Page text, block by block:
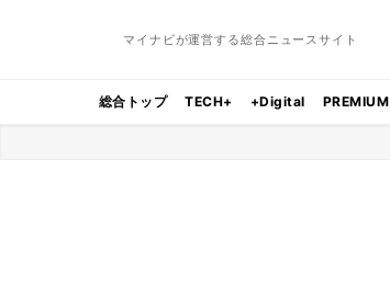
マイナビが運営する総合ニュースサイト
総合トップ TECH+ +Digital PREMIUM